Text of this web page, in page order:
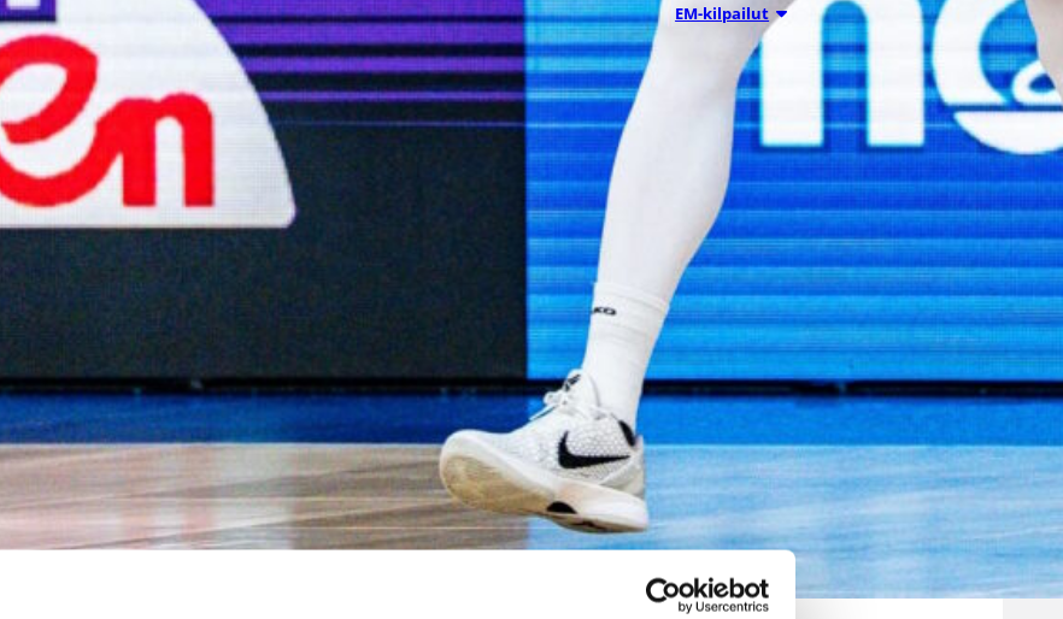
EM-kilpailut 08.08.2026 00:37
Suomen 16-
vuotiaat pojat
voittivat
Luxemburgin
– EM-kisojen
voittotili
aukesi
vakuuttavalla
pelillä